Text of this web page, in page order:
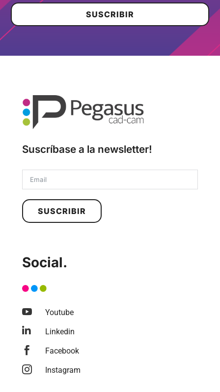
SUSCRIBIR
Suscríbase a la newsletter!
SUSCRIBIR
Social.
 Youtube
 Linkedin
 Facebook
 Instagram